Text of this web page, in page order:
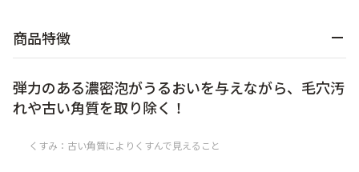
シワ 毛穴・キメ
敏感・肌あれ
商品特徴
弾力のある濃密泡がうるおいを与えながら、毛穴汚
れや古い角質を取り除く！
くすみ：古い角質によりくすんで見えること